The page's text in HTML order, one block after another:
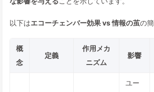
以下はエコーチェンバー効果 vs 情報の茧の
概
念
定義
作用メカ
ニズム
影響
ユー